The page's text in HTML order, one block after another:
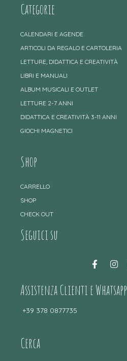
Categorie
CALENDARI E AGENDE
ARTICOLI DA REGALO E CARTOLERIA
LETTURE, DIDATTICA E CREATIVITÀ
LIBRI E MANUALI
ALBUM MUSICALI E OUTLET
LETTURE 2-7 ANNI
DIDATTICA E CREATIVITÀ 3-11 ANNI
GIOCHI MAGNETICI
Shop
CARRELLO
SHOP
CHECK OUT
Seguici su
Assistenza Clienti e Whatsapp
+39 378 0877735
Cerca